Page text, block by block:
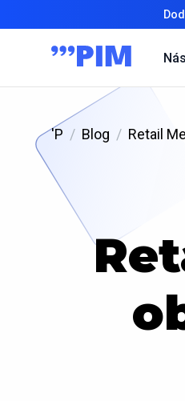
'P Blog Retail